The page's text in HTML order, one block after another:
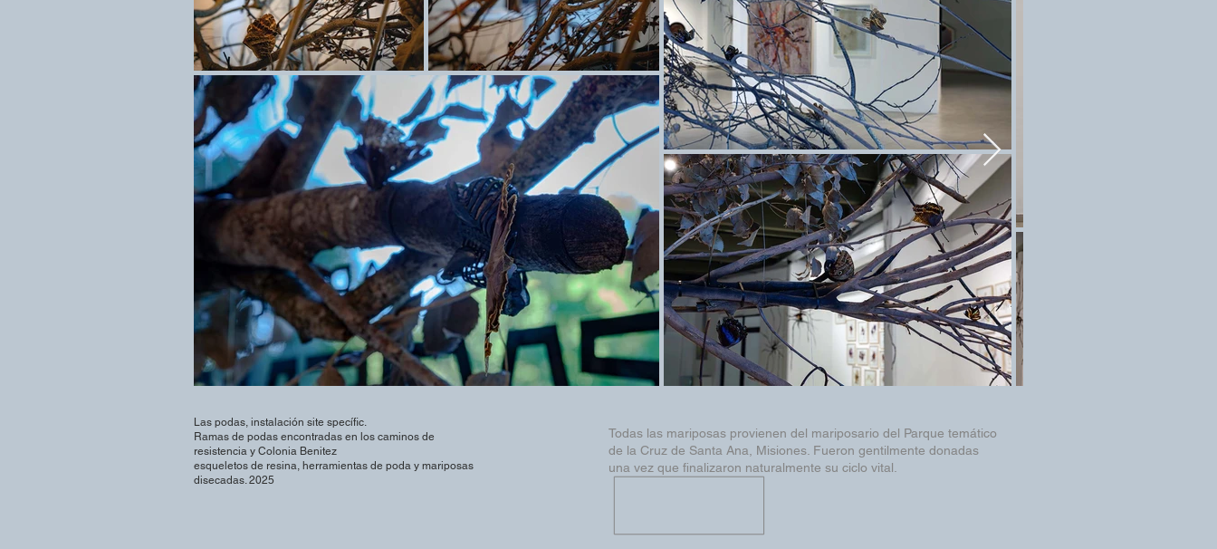
Las podas, instalación site specífic.
Ramas de podas encontradas en los caminos de
resistencia y Colonia Benitez
esqueletos de resina, herramientas de poda y mariposas
disecadas. 2025
Todas las mariposas provienen del mariposario del Parque temático
de la Cruz de Santa Ana, Misiones. Fueron gentilmente donadas
una vez que finalizaron naturalmente su ciclo vital.